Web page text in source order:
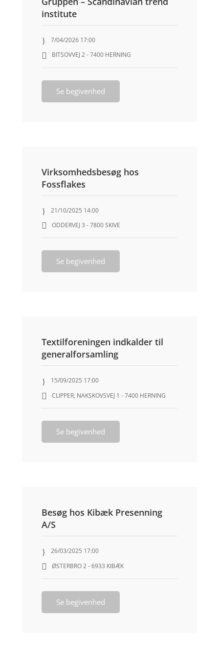
institute
7/04/2026 17:00
BITSOVVEJ 2 - 7400 HERNING
Se begivenhed
Virksomhedsbesøg hos
Fossflakes
21/10/2025 14:00
ODDERVEJ 3 - 7800 SKIVE
Se begivenhed
Textilforeningen indkalder til
generalforsamling
15/09/2025 17:00
CLIPPER, NAKSKOVSVEJ 1 - 7400 HERNING
Se begivenhed
Besøg hos Kibæk Presenning
A/S
26/03/2025 17:00
ØSTERBRO 2 - 6933 KIBÆK
Se begivenhed